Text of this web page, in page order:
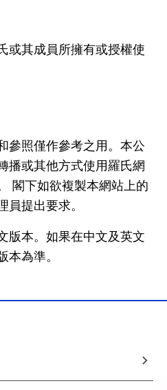
或其成員所擁有或授權使
參照僅作參考之用。本公
播或其他方式使用羅氏網
閣下如欲複製本網站上的
員提出要求。
版本。如果在中文及英文
本為準。